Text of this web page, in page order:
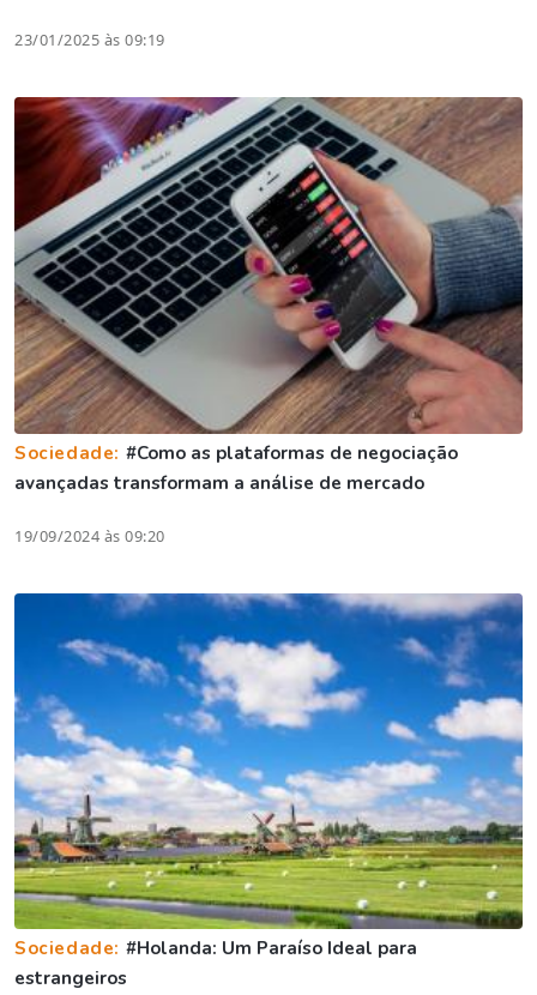
23/01/2025 às 09:19
Sociedade: #Como as plataformas de negociação
avançadas transformam a análise de mercado
19/09/2024 às 09:20
Sociedade: #Holanda: Um Paraíso Ideal para
estrangeiros